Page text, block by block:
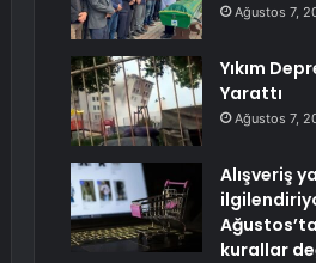
Ağustos 7,
Yıkım
Yarattı
Ağustos 7,
Alışveriş
kurallar